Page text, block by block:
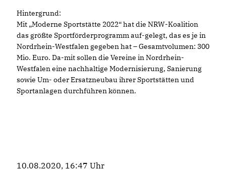
Hintergrund:
Mit „Moderne Sportstätte 2022“ hat die NRW-Koalition
das größte Sportförderprogramm auf-gelegt, das es je in
Nordrhein-Westfalen gegeben hat – Gesamtvolumen: 300
Mio. Euro. Da-mit sollen die Vereine in Nordrhein-
Westfalen eine nachhaltige Modernisierung, Sanierung
sowie Um- oder Ersatzneubau ihrer Sportstätten und
Sportanlagen durchführen können.
10.08.2020, 16:47 Uhr